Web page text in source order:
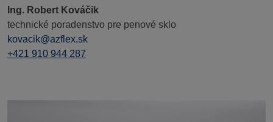
Ing. Robert Kováčik
technické poradenstvo pre penové sklo
kovacik@azflex.sk
+421 910 944 287